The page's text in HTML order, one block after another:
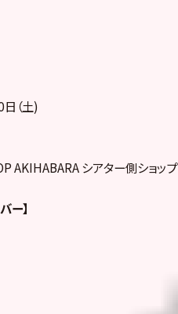
（土)
AKIHABARA シアター側ショップ
ー】